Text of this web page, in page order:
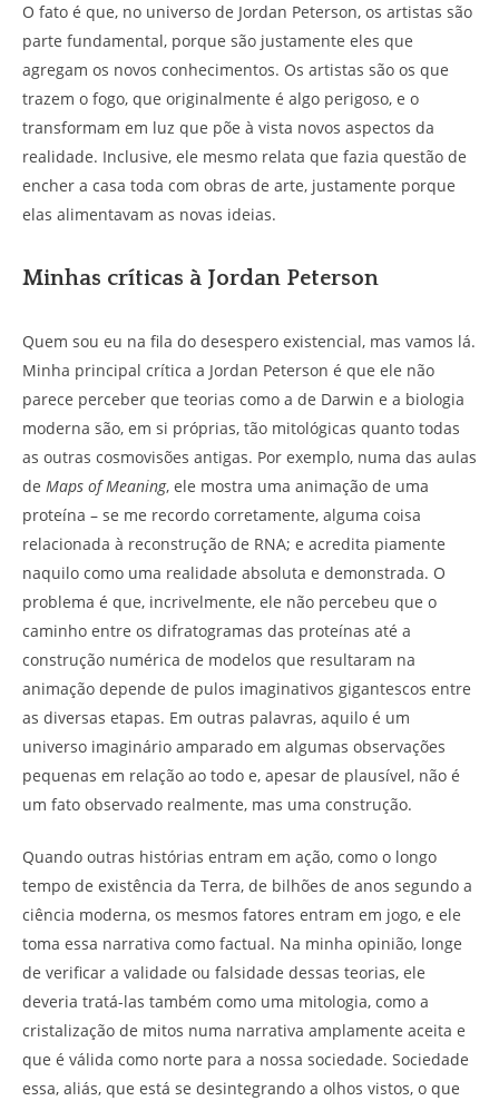
O fato é que, no universo de Jordan Peterson, os artistas são
parte fundamental, porque são justamente eles que
agregam os novos conhecimentos. Os artistas são os que
trazem o fogo, que originalmente é algo perigoso, e o
transformam em luz que põe à vista novos aspectos da
realidade. Inclusive, ele mesmo relata que fazia questão de
encher a casa toda com obras de arte, justamente porque
elas alimentavam as novas ideias.
Minhas críticas à Jordan Peterson
Quem sou eu na fila do desespero existencial, mas vamos lá.
Minha principal crítica a Jordan Peterson é que ele não
parece perceber que teorias como a de Darwin e a biologia
moderna são, em si próprias, tão mitológicas quanto todas
as outras cosmovisões antigas. Por exemplo, numa das aulas
de Maps of Meaning, ele mostra uma animação de uma
proteína – se me recordo corretamente, alguma coisa
relacionada à reconstrução de RNA; e acredita piamente
naquilo como uma realidade absoluta e demonstrada. O
problema é que, incrivelmente, ele não percebeu que o
caminho entre os difratogramas das proteínas até a
construção numérica de modelos que resultaram na
animação depende de pulos imaginativos gigantescos entre
as diversas etapas. Em outras palavras, aquilo é um
universo imaginário amparado em algumas observações
pequenas em relação ao todo e, apesar de plausível, não é
um fato observado realmente, mas uma construção.
Quando outras histórias entram em ação, como o longo
tempo de existência da Terra, de bilhões de anos segundo a
ciência moderna, os mesmos fatores entram em jogo, e ele
toma essa narrativa como factual. Na minha opinião, longe
de verificar a validade ou falsidade dessas teorias, ele
deveria tratá-las também como uma mitologia, como a
cristalização de mitos numa narrativa amplamente aceita e
que é válida como norte para a nossa sociedade. Sociedade
essa, aliás, que está se desintegrando a olhos vistos, o que